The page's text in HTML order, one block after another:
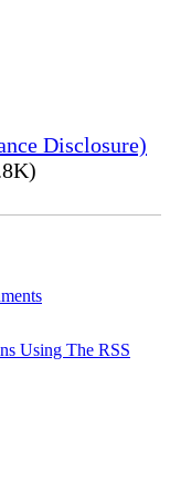
Disclosure)
Using The RSS